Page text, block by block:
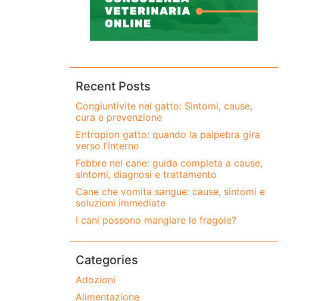
Recent Posts
Congiuntivite nel gatto: Sintomi, cause,
cura e prevenzione
Entropion gatto: quando la palpebra gira
verso l’interno
Febbre nel cane: guida completa a cause,
sintomi, diagnosi e trattamento
Cane che vomita sangue: cause, sintomi e
soluzioni immediate
I cani possono mangiare le fragole?
Categories
Adozioni
Alimentazione